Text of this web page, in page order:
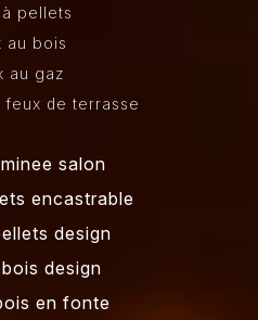
à pellets
au bois
au gaz
feux de terrasse
salon
encastrable
design
design
en fonte